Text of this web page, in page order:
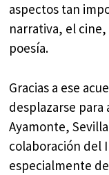
aspectos tan
narrativa, el
poesía.
Gracias a ese
desplazarse para
Ayamonte,
colaboración del
especialmente